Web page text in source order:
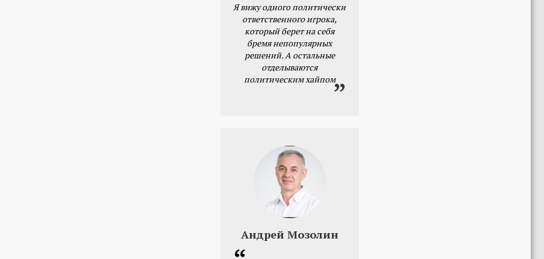
Я вижу одного политически
ответственного игрока,
который берет на себя
бремя непопулярных
решений. А остальные
отделываются
политическим хайпом
Андрей Мозолин